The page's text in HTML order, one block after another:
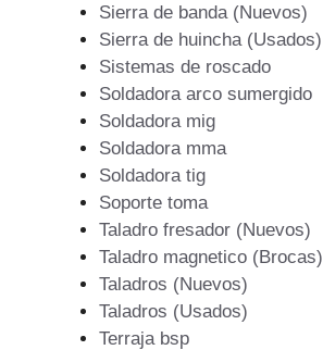
Sierra de banda (Nuevos)
Sierra de huincha (Usados)
Sistemas de roscado
Soldadora arco sumergido
Soldadora mig
Soldadora mma
Soldadora tig
Soporte toma
Taladro fresador (Nuevos)
Taladro magnetico (Brocas)
Taladros (Nuevos)
Taladros (Usados)
Terraja bsp